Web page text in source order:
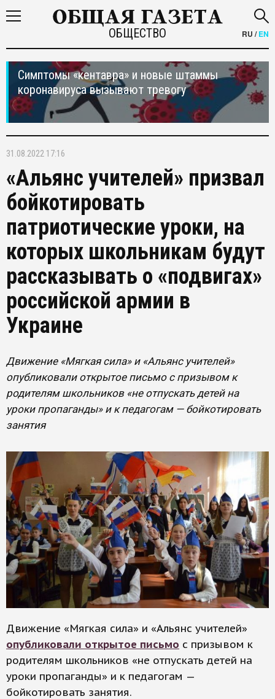
ОБЩЕСТВО RU /EN
Симптомы «кентавра» и новые штаммы
коронавируса вызывают тревогу
31.08.2022 17:16
«Альянс учителей» призвал
бойкотировать
патриотические уроки, на
которых школьникам будут
рассказывать о «подвигах»
российской армии в
Украине
Движение «Мягкая сила» и «Альянс учителей»
опубликовали открытое письмо с призывом к
родителям школьников «не отпускать детей на
уроки пропаганды» и к педагогам — бойкотировать
занятия
Движение «Мягкая сила» и «Альянс учителей»
опубликовали открытое письмо с призывом к
родителям школьников «не отпускать детей на
уроки пропаганды» и к педагогам —
бойкотировать занятия.